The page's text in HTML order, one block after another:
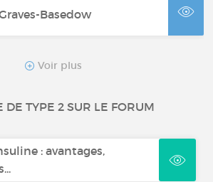
Basedow
Cushing
thyroïde
Voir plus
DE TYPE 2 SUR LE FORUM
: avantages,